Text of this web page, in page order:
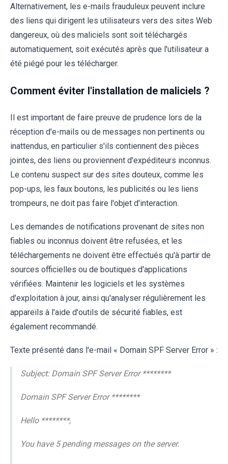
Alternativement, les e-mails frauduleux peuvent inclure
des liens qui dirigent les utilisateurs vers des sites Web
dangereux, où des maliciels sont soit téléchargés
automatiquement, soit exécutés après que l'utilisateur a
été piégé pour les télécharger.
Comment éviter l'installation de maliciels ?
Il est important de faire preuve de prudence lors de la
réception d'e-mails ou de messages non pertinents ou
inattendus, en particulier s'ils contiennent des pièces
jointes, des liens ou proviennent d'expéditeurs inconnus.
Le contenu suspect sur des sites douteux, comme les
pop-ups, les faux boutons, les publicités ou les liens
trompeurs, ne doit pas faire l'objet d'interaction.
Les demandes de notifications provenant de sites non
fiables ou inconnus doivent être refusées, et les
téléchargements ne doivent être effectués qu'à partir de
sources officielles ou de boutiques d'applications
vérifiées. Maintenir les logiciels et les systèmes
d'exploitation à jour, ainsi qu'analyser régulièrement les
appareils à l'aide d'outils de sécurité fiables, est
également recommandé.
Texte présenté dans l'e-mail « Domain SPF Server Error » :
Subject: Domain SPF Server Error ********
Domain SPF Server Error ********
Hello ********,
You have 5 pending messages on the server.